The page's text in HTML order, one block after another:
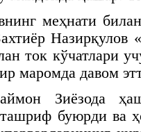
меҳнати
ток кўчатлари
маромда давом
Зиёзода
буюрди ва